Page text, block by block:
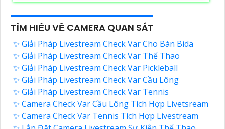
TÌM HIỂU VỀ CAMERA QUAN SÁT
✨ Giải Pháp Livestream Check Var Cho Bàn Bida
✨ Giải Pháp Livestream Check Var Thể Thao
✨ Giải Pháp Livestream Check Var Pickleball
✨ Giải Pháp Livestream Check Var Cầu Lông
✨ Giải Pháp Livestream Check Var Tennis
✨ Camera Check Var Cầu Lông Tích Hợp Livetsream
✨ Camera Check Var Tennis Tích Hợp Livestream